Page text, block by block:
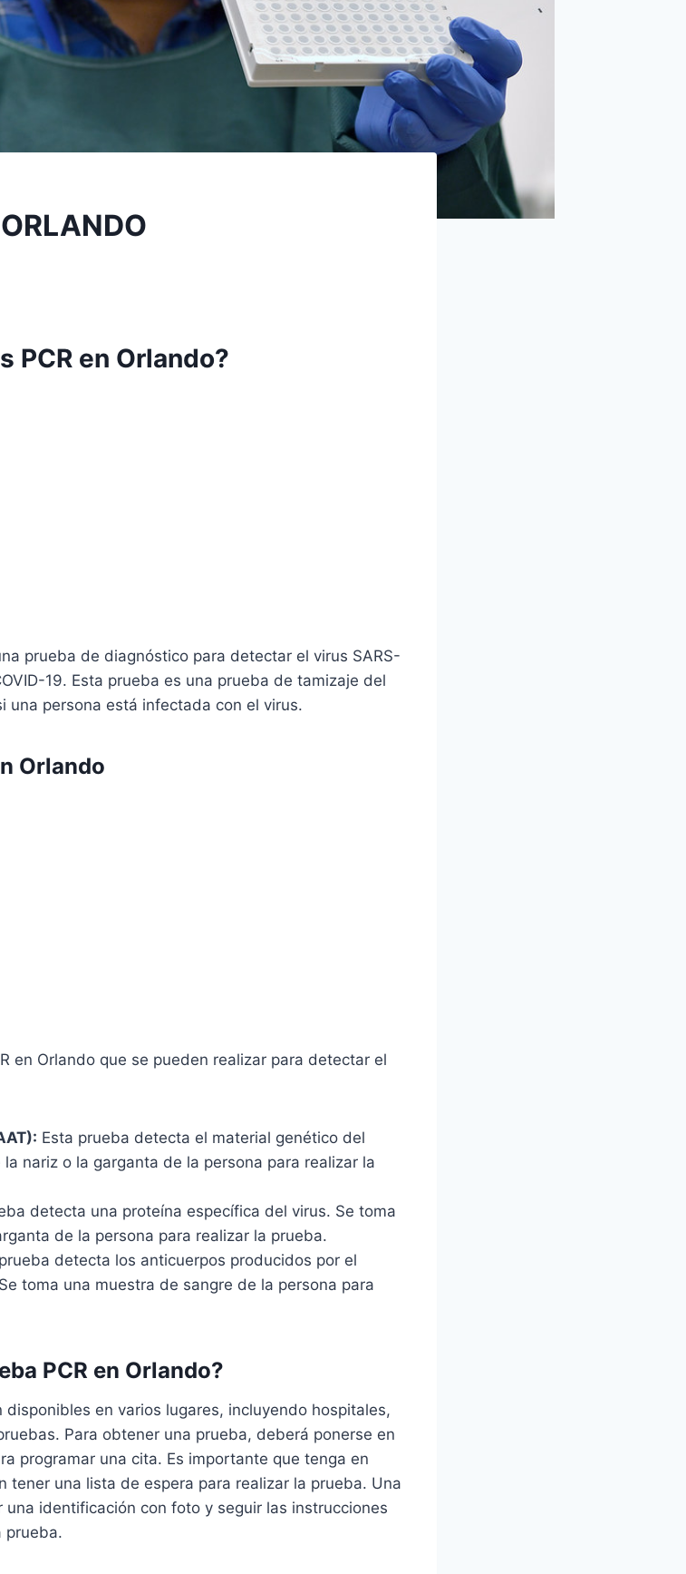
PCR en Orlando?
prueba de diagnóstico para detectar el virus SARS-
19. Esta prueba es una prueba de tamizaje del
una persona está infectada con el virus.
Orlando
en Orlando que se pueden realizar para detectar el
Esta prueba detecta el material genético del
nariz o la garganta de la persona para realizar la
detecta una proteína específica del virus. Se toma
de la persona para realizar la prueba.
detecta los anticuerpos producidos por el
toma una muestra de sangre de la persona para
PCR en Orlando?
disponibles en varios lugares, incluyendo hospitales,
Para obtener una prueba, deberá ponerse en
programar una cita. Es importante que tenga en
tener una lista de espera para realizar la prueba. Una
identificación con foto y seguir las instrucciones
prueba.